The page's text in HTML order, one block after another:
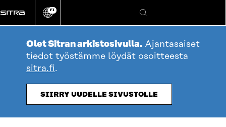
suoraan
sisältöön
Vaihda
kieli
FI
Hae
Olet Sitran arkistosivulla. Ajantasaiset
tiedot työstämme löydät osoitteesta
sitra.fi.
SIIRRY UUDELLE SIVUSTOLLE